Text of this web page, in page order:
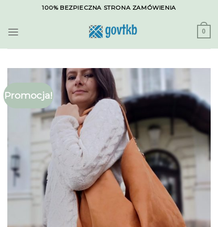
content
100% BEZPIECZNA STRONA ZAMÓWIENIA
0
Promocja!